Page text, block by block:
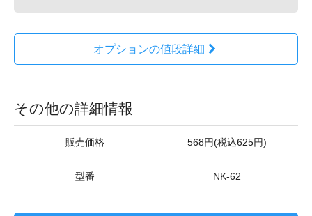
オプションの値段詳細
その他の詳細情報
販売価格 568円(税込625円)
型番 NK-62